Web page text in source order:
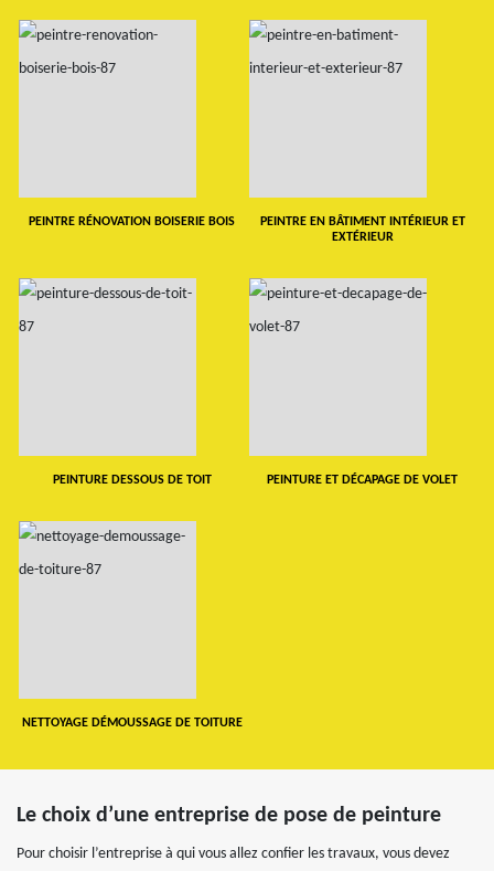
PEINTRE RÉNOVATION BOISERIE BOIS
PEINTRE EN BÂTIMENT INTÉRIEUR ET
EXTÉRIEUR
PEINTURE DESSOUS DE TOIT PEINTURE ET DÉCAPAGE DE VOLET
NETTOYAGE DÉMOUSSAGE DE TOITURE
Le choix d’une entreprise de pose de peinture
Pour choisir l’entreprise à qui vous allez confier les travaux, vous devez